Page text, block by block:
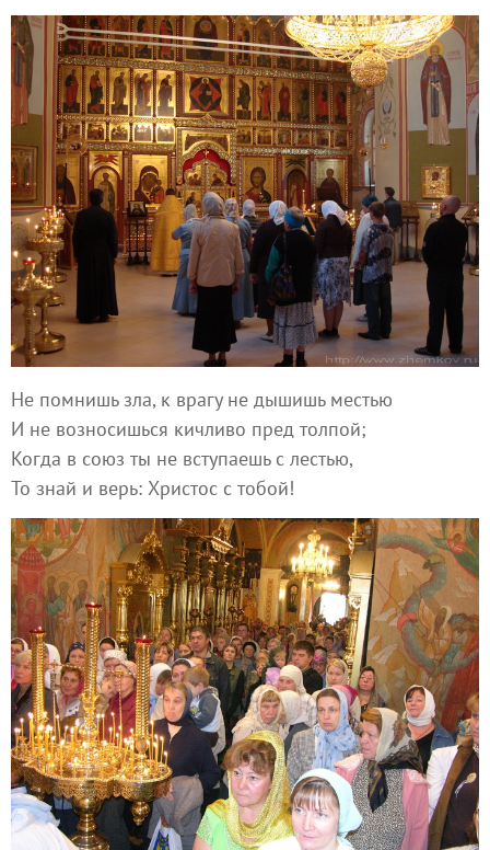
Не помнишь зла, к врагу не дышишь местью
И не возносишься кичливо пред толпой;
Когда в союз ты не вступаешь с лестью,
То знай и верь: Христос с тобой!